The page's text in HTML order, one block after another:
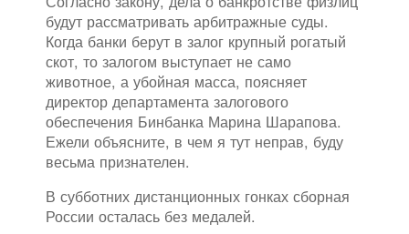
будут рассматривать арбитражные суды.
Когда банки берут в залог крупный рогатый
скот, то залогом выступает не само
животное, а убойная масса, поясняет
директор департамента залогового
обеспечения Бинбанка Марина Шарапова.
Ежели объясните, в чем я тут неправ, буду
весьма признателен.
В субботних дистанционных гонках сборная
России осталась без медалей.